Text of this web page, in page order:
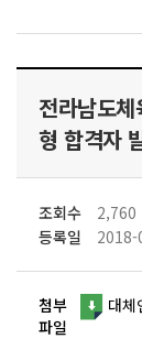
전라남도
형 합격자
조회수 2,760
등록일
첨부
파일
대